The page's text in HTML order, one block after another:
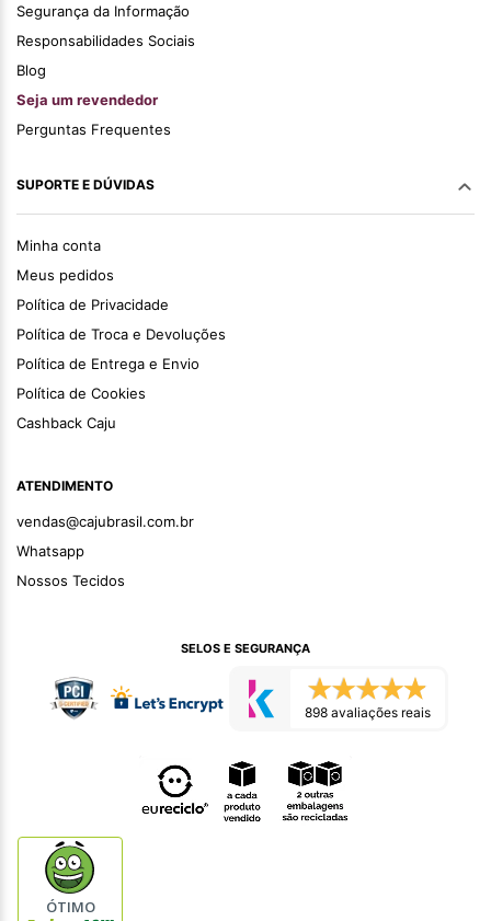
Segurança da Informação
Responsabilidades Sociais
Blog
Seja um revendedor
Perguntas Frequentes
SUPORTE E DÚVIDAS
Minha conta
Meus pedidos
Política de Privacidade
Política de Troca e Devoluções
Política de Entrega e Envio
Política de Cookies
Cashback Caju
ATENDIMENTO
vendas@cajubrasil.com.br
Whatsapp
Nossos Tecidos
SELOS E SEGURANÇA
898 avaliações reais
ÓTIMO